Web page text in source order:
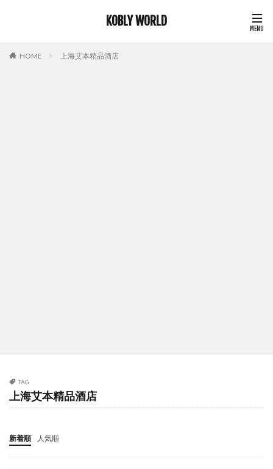
KOBLY WORLD
HOME 上海艾本精品酒店
TAG
上海艾本精品酒店
新着順 人気順